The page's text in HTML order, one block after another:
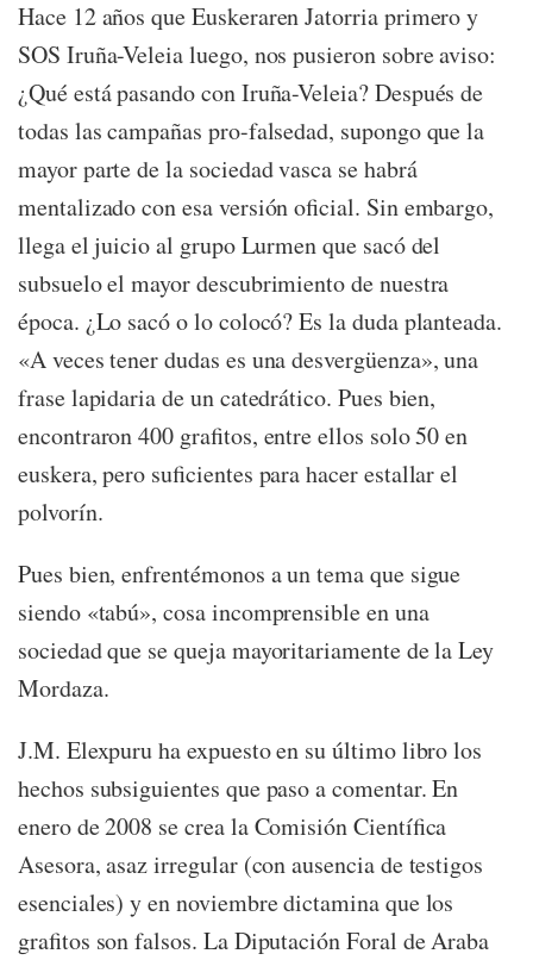
Hace 12 años que Euskeraren Jatorria primero y
SOS Iruña-Veleia luego, nos pusieron sobre aviso:
¿Qué está pasando con Iruña-Veleia? Después de
todas las campañas pro-falsedad, supongo que la
mayor parte de la sociedad vasca se habrá
mentalizado con esa versión oficial. Sin embargo,
llega el juicio al grupo Lurmen que sacó del
subsuelo el mayor descubrimiento de nuestra
época. ¿Lo sacó o lo colocó? Es la duda planteada.
«A veces tener dudas es una desvergüenza», una
frase lapidaria de un catedrático. Pues bien,
encontraron 400 grafitos, entre ellos solo 50 en
euskera, pero suficientes para hacer estallar el
polvorín.
Pues bien, enfrentémonos a un tema que sigue
siendo «tabú», cosa incomprensible en una
sociedad que se queja mayoritariamente de la Ley
Mordaza.
J.M. Elexpuru ha expuesto en su último libro los
hechos subsiguientes que paso a comentar. En
enero de 2008 se crea la Comisión Científica
Asesora, asaz irregular (con ausencia de testigos
esenciales) y en noviembre dictamina que los
grafitos son falsos. La Diputación Foral de Araba